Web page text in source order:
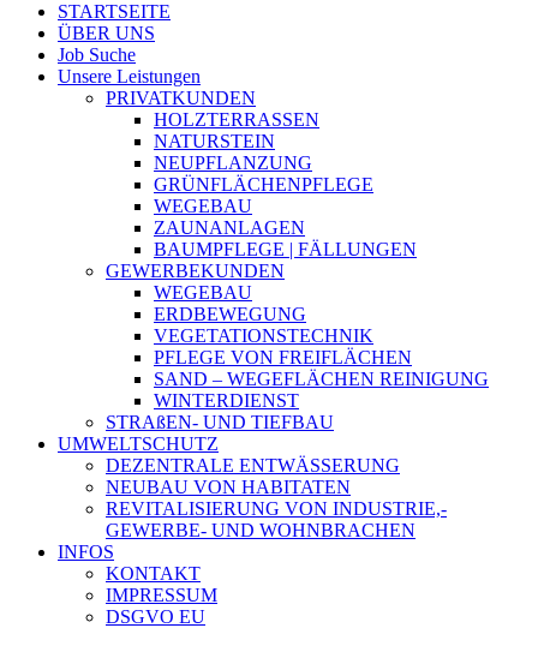
STARTSEITE
ÜBER UNS
Job Suche
Unsere Leistungen
PRIVATKUNDEN
HOLZTERRASSEN
NATURSTEIN
NEUPFLANZUNG
GRÜNFLÄCHENPFLEGE
WEGEBAU
ZAUNANLAGEN
BAUMPFLEGE | FÄLLUNGEN
GEWERBEKUNDEN
WEGEBAU
ERDBEWEGUNG
VEGETATIONSTECHNIK
PFLEGE VON FREIFLÄCHEN
SAND – WEGEFLÄCHEN REINIGUNG
WINTERDIENST
STRAßEN- UND TIEFBAU
UMWELTSCHUTZ
DEZENTRALE ENTWÄSSERUNG
NEUBAU VON HABITATEN
REVITALISIERUNG VON INDUSTRIE,-
GEWERBE- UND WOHNBRACHEN
INFOS
KONTAKT
IMPRESSUM
DSGVO EU